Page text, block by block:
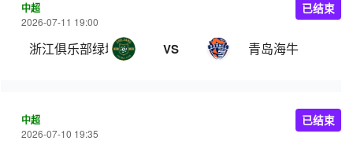
中超
2026-07-11 19:00
浙江俱乐部绿城 VS 青岛海牛
已结束
中超
2026-07-10 19:35
已结束